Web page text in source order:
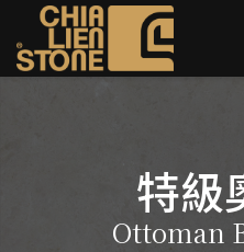
特級
Ottoman